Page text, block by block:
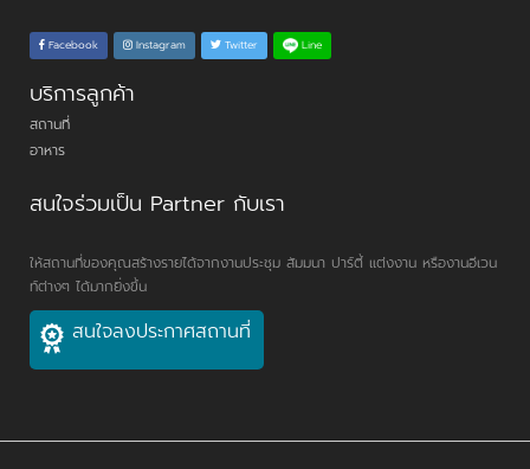
Facebook Instagram Twitter Line
บริการลูกค้า
สถานที่
อาหาร
สนใจร่วมเป็น Partner กับเรา
ให้สถานที่ของคุณสร้างรายได้จากงานประชุม สัมมนา ปาร์ตี้ แต่งงาน หรืองานอีเวน
ท์ต่างๆ ได้มากยิ่งขึ้น
สนใจลงประกาศสถานที่